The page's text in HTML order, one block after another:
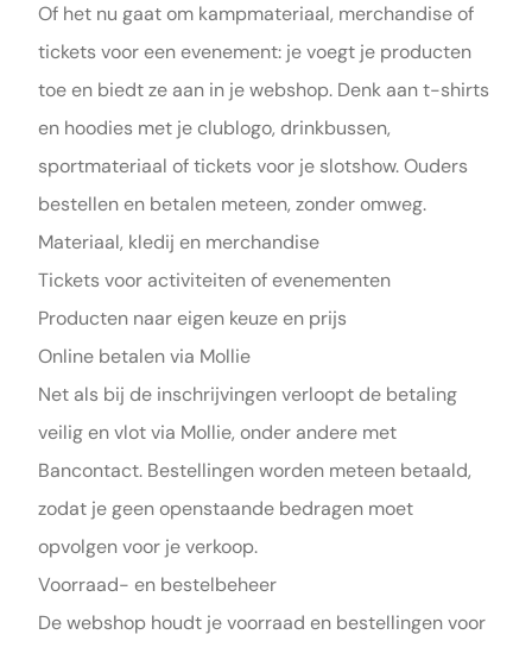
Of het nu gaat om kampmateriaal, merchandise of
tickets voor een evenement: je voegt je producten
toe en biedt ze aan in je webshop. Denk aan t-shirts
en hoodies met je clublogo, drinkbussen,
sportmateriaal of tickets voor je slotshow. Ouders
bestellen en betalen meteen, zonder omweg.
Materiaal, kledij en merchandise
Tickets voor activiteiten of evenementen
Producten naar eigen keuze en prijs
Online betalen via Mollie
Net als bij de inschrijvingenverloopt de betaling
veilig en vlot via Mollie, onder andere met
Bancontact. Bestellingen worden meteen betaald,
zodat je geen openstaande bedragen moet
opvolgen voor je verkoop.
Voorraad- en bestelbeheer
De webshop houdt je voorraad en bestellingen voor